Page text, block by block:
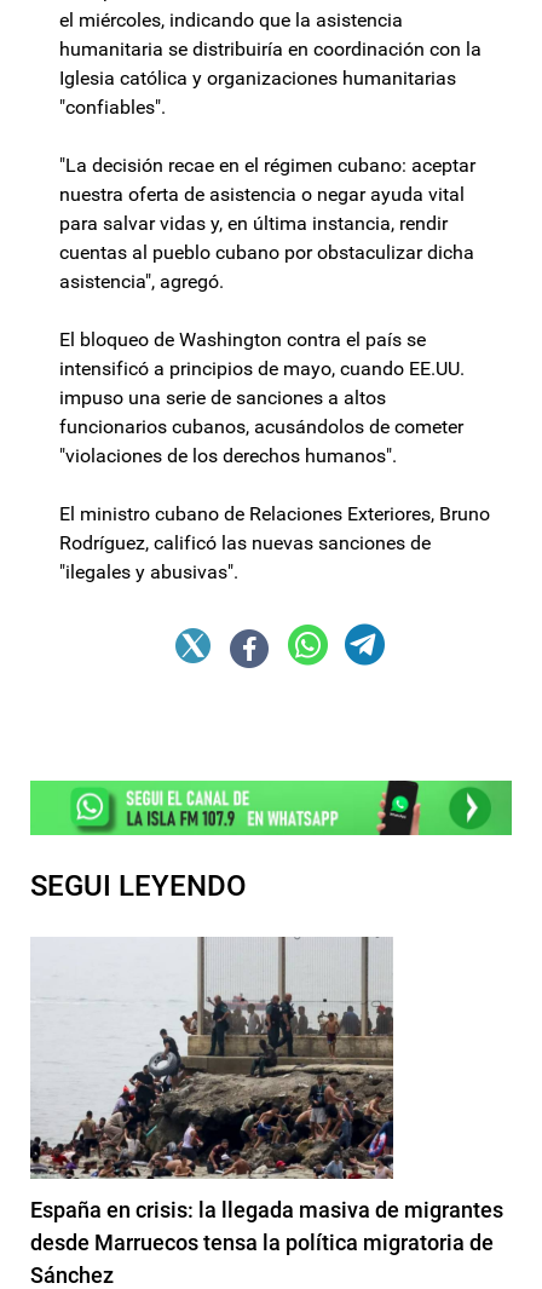
el miércoles, indicando que la asistencia
humanitaria se distribuiría en coordinación con la
Iglesia católica y organizaciones humanitarias
"confiables".
"La decisión recae en el régimen cubano: aceptar
nuestra oferta de asistencia o negar ayuda vital
para salvar vidas y, en última instancia, rendir
cuentas al pueblo cubano por obstaculizar dicha
asistencia", agregó.
El bloqueo de Washington contra el país se
intensificó a principios de mayo, cuando EE.UU.
impuso una serie de sanciones a altos
funcionarios cubanos, acusándolos de cometer
"violaciones de los derechos humanos".
El ministro cubano de Relaciones Exteriores, Bruno
Rodríguez, calificó las nuevas sanciones de
"ilegales y abusivas".
SEGUI LEYENDO
España en crisis: la llegada masiva de migrantes
desde Marruecos tensa la política migratoria de
Sánchez